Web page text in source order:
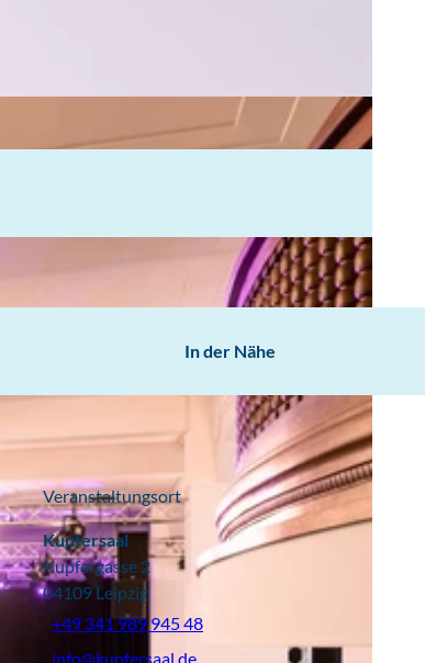
In der Nähe
Veranstaltungsort
Kupfersaal
Kupfergasse 2
04109 Leipzig
+49 341 989 945 48
info@kupfersaal.de